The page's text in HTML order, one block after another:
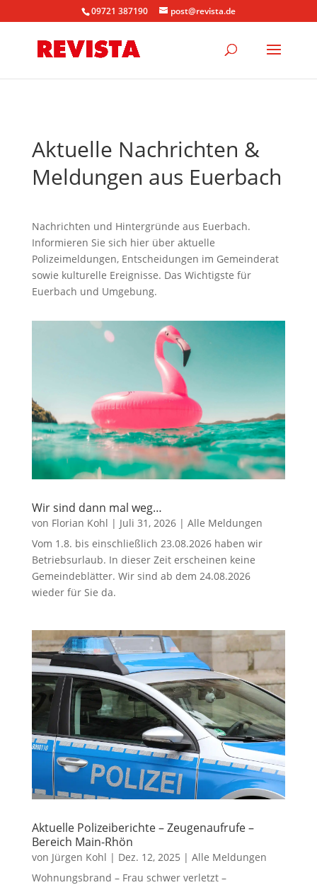
09721 387190 post@revista.de
Aktuelle Nachrichten &
Meldungen aus Euerbach
Nachrichten und Hintergründe aus Euerbach.
Informieren Sie sich hier über aktuelle
Polizeimeldungen, Entscheidungen im Gemeinderat
sowie kulturelle Ereignisse. Das Wichtigste für
Euerbach und Umgebung.
Wir sind dann mal weg…
von Florian Kohl | Juli 31, 2026| Alle Meldungen
Vom 1.8. bis einschließlich 23.08.2026 haben wir
Betriebsurlaub. In dieser Zeit erscheinen keine
Gemeindeblätter. Wir sind ab dem 24.08.2026
wieder für Sie da.
Aktuelle Polizeiberichte – Zeugenaufrufe –
Bereich Main-Rhön
von Jürgen Kohl | Dez. 12, 2025 | Alle Meldungen
Wohnungsbrand – Frau schwer verletzt –